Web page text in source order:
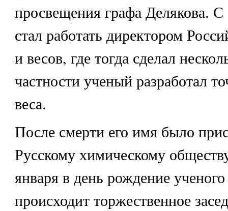
просвещения графа Делякова. С
стал работать директором
и весов, где тогда сделал
частности ученый разработал
веса.
После смерти его имя было
Русскому химическому
января в день рождение
происходит торжественное